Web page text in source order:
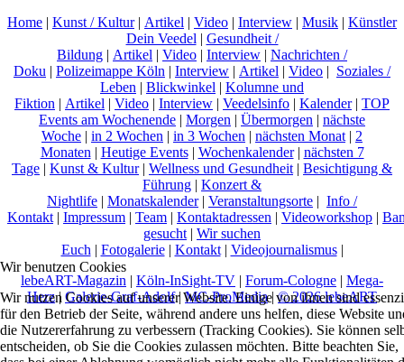
Home | Kunst / Kultur| Artikel | Video | Interview | Musik | Künstler
Dein Veedel | Gesundheit /
Bildung | Artikel | Video | Interview | Nachrichten /
Doku | Polizeimappe Köln | Interview | Artikel | Video | Soziales /
Leben | Blickwinkel | Kolumne und
Fiktion | Artikel | Video | Interview | Veedelsinfo | Kalender| TOP
Events am Wochenende | Morgen | Übermorgen | nächste
Woche | in 2 Wochen | in 3 Wochen | nächsten Monat | 2
Monaten | Heutige Events| Wochenkalender| nächsten 7
Tage | Kunst & Kultur| Wellness und Gesundheit | Besichtigung &
Führung | Konzert &
Nightlife | Monatskalender| Veranstaltungsorte | Info /
Kontakt | Impressum | Team | Kontaktadressen | Videoworkshop |
gesucht | Wir suchen
Euch | Fotogalerie| Kontakt| Videojournalismus|
lebeART-Magazin | Köln-InSight-TV | Forum-Cologne | Mega-
Herz| Galerie-Graf-Adolf|MC-ProMedia|© 2026 lebeART
Wir benutzen Cookies
Wir nutzen Cookies auf unserer Website. Einige von ihnen sind
für den Betrieb der Seite, während andere uns helfen, diese Website
die Nutzererfahrung zu verbessern (Tracking Cookies). Sie können
entscheiden, ob Sie die Cookies zulassen möchten. Bitte beachten Sie,